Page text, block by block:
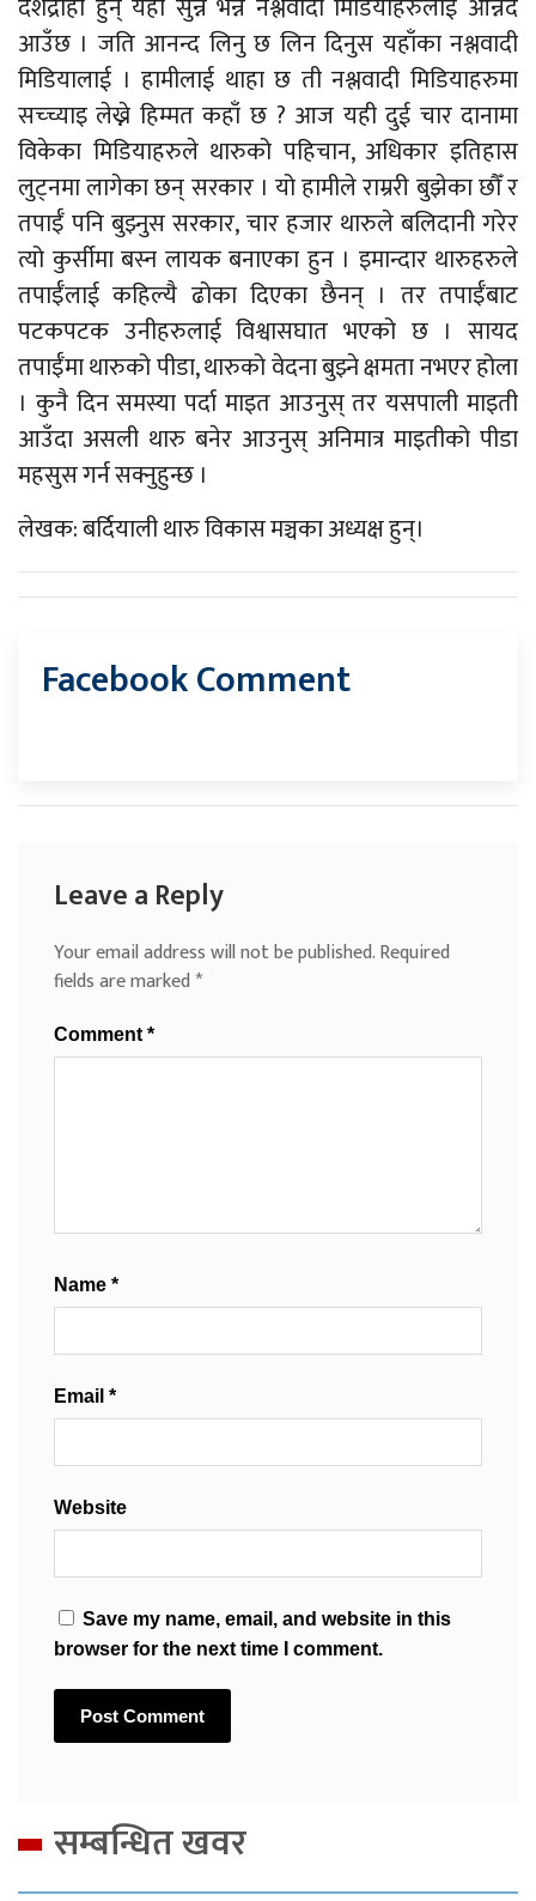
देशद्रोही हुन् यही सुन्न भन्न नश्लवादी मिडियाहरुलाई आन्नद
आउँछ । जति आनन्द लिनु छ लिन दिनुस यहाँका नश्लवादी
मिडियालाई । हामीलाई थाहा छ ती नश्लवादी मिडियाहरुमा
सच्च्याइ लेख्ने हिम्मत कहाँ छ ? आज यही दुई चार दानामा
विकेका मिडियाहरुले थारुको पहिचान, अधिकार इतिहास
लुट्नमा लागेका छन् सरकार । यो हामीले राम्ररी बुझेका छौँ र
तपाईँ पनि बुझ्नुस सरकार, चार हजार थारुले बलिदानी गरेर
त्यो कुर्सीमा बस्न लायक बनाएका हुन । इमान्दार थारुहरुले
तपाईँलाई कहिल्यै ढोका दिएका छैनन् । तर तपाईँबाट
पटकपटक उनीहरुलाई विश्वासघात भएको छ । सायद
तपाईँमा थारुको पीडा, थारुको वेदना बुझ्ने क्षमता नभएर होला
। कुनै दिन समस्या पर्दा माइत आउनुस् तर यसपाली माइती
आउँदा असली थारु बनेर आउनुस् अनिमात्र माइतीको पीडा
महसुस गर्न सक्नुहुन्छ ।
लेखक: बर्दियाली थारु विकास मञ्चका अध्यक्ष हुन्।
Facebook Comment
Leave a Reply
Your email address will not be published.Required
fields are marked*
Comment *
Name *
Email *
Website
Save my name, email, and website in this
browser for the next time I comment.
सम्बन्धित खवर